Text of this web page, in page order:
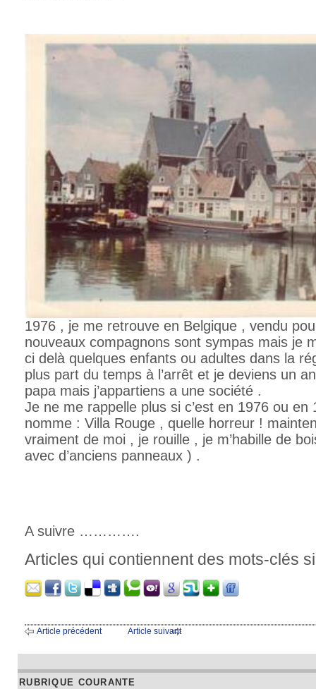
1976 , je me retrouve en Belgique , vendu
nouveaux compagnons sont sympas mais je
ci delà quelques enfants ou adultes dans la
plus part du temps à l’arrêt et je deviens un
papa mais j’appartiens a une société .
Je ne me rappelle plus si c’est en 1976 ou en
nomme : Villa Rouge , quelle horreur !
vraiment de moi , je rouille , je m’habille de
avec d’anciens panneaux ) .
A suivre ………….
Articles qui contiennent des mots-clés
Article précédent Article suivant
RUBRIQUE COURANTE